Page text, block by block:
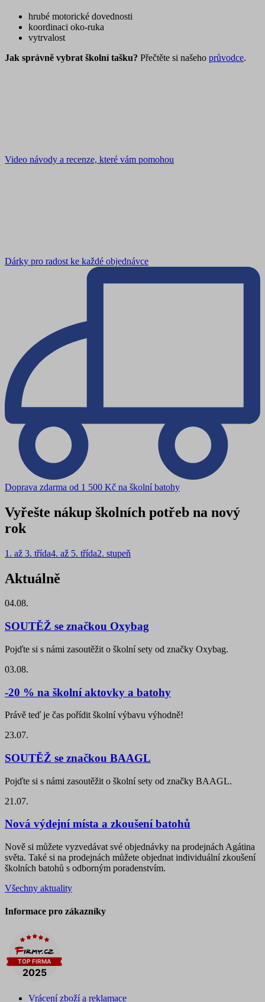
hrubé motorické dovednosti
koordinaci oko-ruka
vytrvalost
Jak správně vybrat školní tašku? Přečtěte si našeho průvodce.
Video návody a recenze, které vám pomohou
Dárky pro radost ke každé objednávce
Doprava zdarma od 1 500 Kč na školní batohy
Vyřešte nákup školních potřeb na nový
rok
1. až 3. třída4. až 5. třída2. stupeň
Aktuálně
04.08.
SOUTĚŽ se značkou Oxybag
Pojďte si s námi zasoutěžit o školní sety od značky Oxybag.
03.08.
-20 % na školní aktovky a batohy
Právě teď je čas pořídit školní výbavu výhodně!
23.07.
SOUTĚŽ se značkou BAAGL
Pojďte si s námi zasoutěžit o školní sety od značky BAAGL.
21.07.
Nová výdejní místa a zkoušení batohů
Nově si můžete vyzvedávat své objednávky na prodejnách Agátina
světa. Také si na prodejnách můžete objednat individuální zkoušení
školních batohů s odborným poradenstvím.
Všechny aktuality
Informace pro zákazníky
Vrácení zboží a reklamace